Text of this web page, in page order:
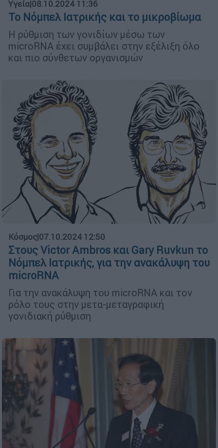
Υγεία|08.10.2024 11:36
To Νόμπελ Ιατρικής και το μικροβίωμα
Η ρύθμιση των γονιδίων μέσω των
microRNA έχει συμβάλει στην εξέλιξη όλο
και πιο σύνθετων οργανισμών
Κόσμος|07.10.2024 12:50
Στους Victor Ambros και Gary Ruvkun το
Νόμπελ Ιατρικής, για την ανακάλυψη του
microRNA
Για την ανακάλυψη του microRNA και τον
ρόλο τους στην μετα-μεταγραφική
γονιδιακή ρύθμιση